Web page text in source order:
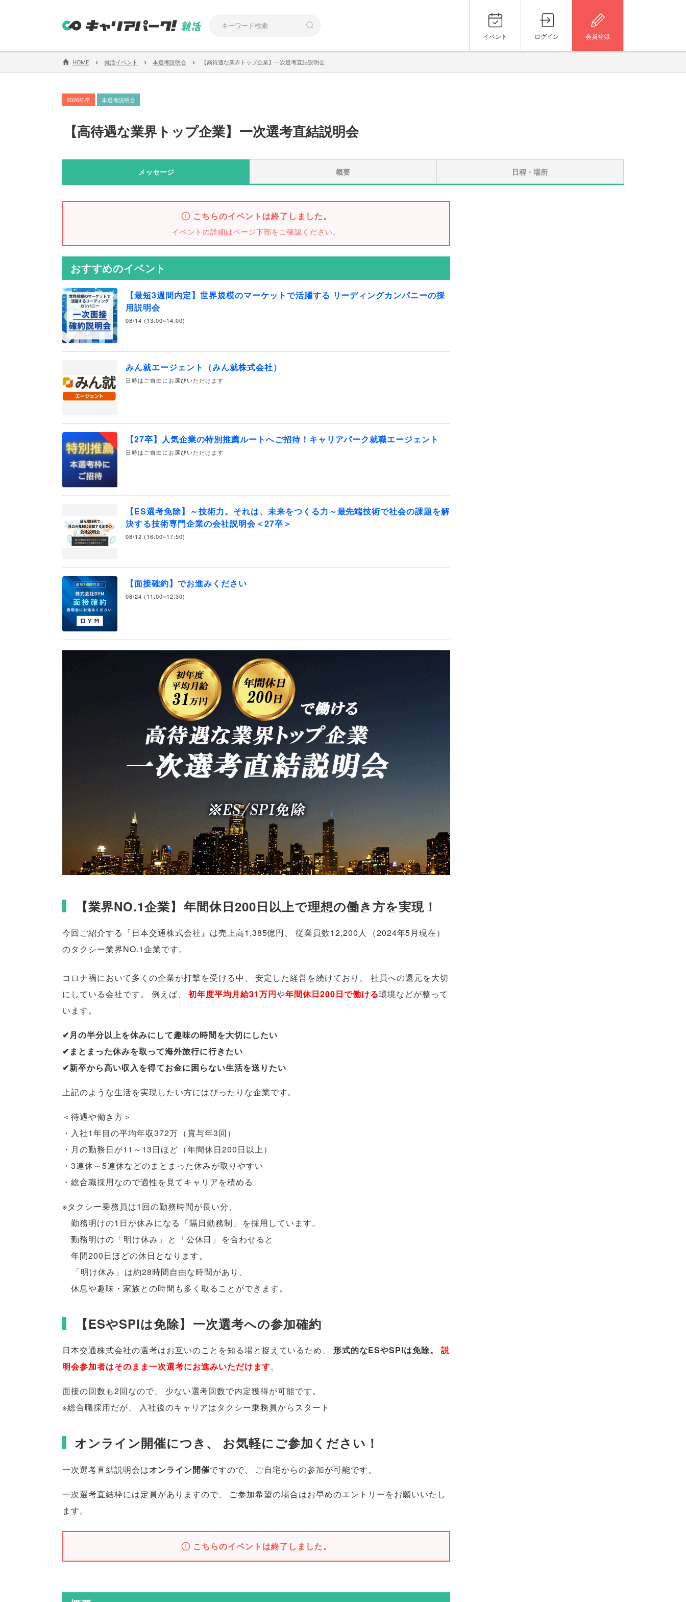
イベント ログイン 会員登録
HOME › 就活イベント › 本選考説明会 › 【高待遇な業界トップ企業】一次選考直結説明会
2026年卒 本選考説明会
【高待遇な業界トップ企業】 一次選考直結説明会
メッセージ 概要 日程・場所
こちらのイベントは終了しました。
イベントの詳細はページ下部をご確認ください。
おすすめのイベント
【最短3週間内定】世界規模のマーケットで活躍する リーディングカンパニーの採
用説明会
08/14 (13:00~14:00)
みん就エージェント（みん就株式会社）
日時はご自由にお選びいただけます
【27卒】人気企業の特別推薦ルートへご招待！キャリアパーク就職エージェント
日時はご自由にお選びいただけます
【ES選考免除】～技術力。それは、未来をつくる力～最先端技術で社会の課題を解
決する技術専門企業の会社説明会＜27卒＞
08/12 (16:00~17:50)
【面接確約】でお進みください
08/24 (11:00~12:30)
【業界NO.1企業】 年間休日200日以上で理想の働き方を実現！
今回ご紹介する『日本交通株式会社』は売上高1,385億円、 従業員数12,200人 （2024年5月現在）
のタクシー業界NO.1企業です。
コロナ禍において多くの企業が打撃を受ける中 、 安定した経営を続けており 、
社員への還元を大切
にしている会社です。 例えば、 初年度平均月給31万円や年間休日200日で働ける環境などが整って
います。
✔月の半分以上を休みにして趣味の時間を大切にしたい
✔まとまった休みを取って海外旅行に行きたい
✔新卒から高い収入を得てお金に困らない生活を送りたい
上記のような生活を実現したい方にはぴったりな企業です。
＜待遇や働き方＞
・入社1年目の平均年収372万 （賞与年3回）
・月の勤務日が11～13日ほど （年間休日200日以上）
・3連休～5連休などのまとまった休みが取りやすい
・総合職採用なので適性を見てキャリアを積める
※タクシー乗務員は1回の勤務時間が長い分、
勤務明けの1日が休みになる 「隔日勤務制 」 を採用しています。
勤務明けの 「明け休み 」 と 「公休日 」
を合わせると
年間200日ほどの休日となります。
「明け休み 」 は約28時間自由な時間があり 、
休息や趣味・家族との時間も多く取ることができます。
【ESやSPIは免除】 一次選考への参加確約
日本交通株式会社の選考はお互いのことを知る場と捉えているため、 形式的なESやSPIは免除。
説
明会参加者はそのまま一次選考にお進みいただけます。
面接の回数も2回なので、 少ない選考回数で内定獲得が可能です。
※総合職採用だが、 入社後のキャリアはタクシー乗務員からスタート
オンライン開催につき 、 お気軽にご参加ください！
一次選考直結説明会はオンライン開催ですので、 ご自宅からの参加が可能です。
一次選考直結枠には定員がありますので、
ご参加希望の場合はお早めのエントリーをお願いいたし
ます。
こちらのイベントは終了しました。